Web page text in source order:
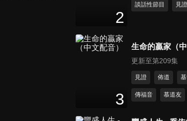
25分
24分
2
談話性節目 見證
3
生命的贏家（中
更新至第209集
見證 佈道
傳福音 慕道友